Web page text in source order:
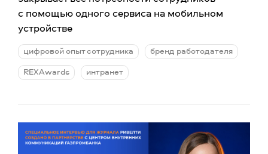
с помощью одного сервиса на мобильном
устройстве
цифровой опыт сотрудника
бренд работодателя
REXAwards
интранет